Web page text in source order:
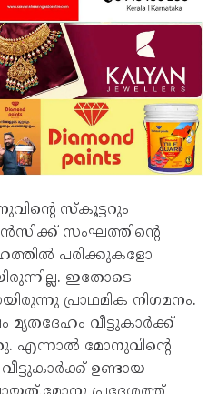
സ്‌കൂട്ടറും
സംഘത്തിന്റെ
പരിക്കുകളോ
ഇതോടെ
പ്രാഥമിക നിഗമനം.
മൃതദേഹം വീട്ടുകാര്‍ക്ക്
എന്നാല്‍ മോനുവിന്റെ
ഉണ്ടായ